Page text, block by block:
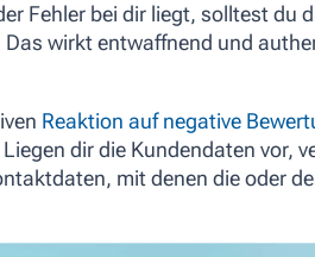
Fehler bei dir liegt, solltest du
wirkt entwaffnend und
Reaktion auf negative
dir die Kundendaten vor,
mit denen die oder